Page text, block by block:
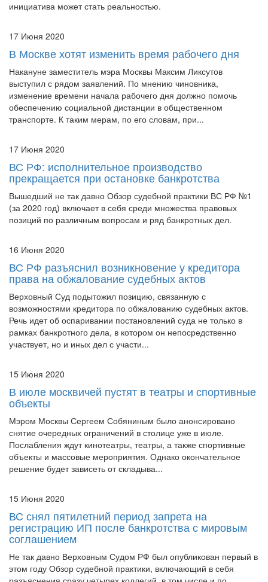
17 Июня 2020
выступил с рядом заявлений. По мнению чиновника,
изменение времени начала рабочего дня должно помочь
обеспечению социальной дистанции в общественном
транспорте. К таким мерам, по его словам, при...
17 Июня 2020
прекращается при остановке банкротства
Вышедший не так давно Обзор судебной практики ВС РФ №1
(за 2020 год) включает в себя среди множества правовых
позиций по различным вопросам и ряд банкротных дел.
16 Июня 2020
права на обжалование судебных актов
Верховный Суд подытожил позицию, связанную с
возможностями кредитора по обжалованию судебных актов.
Речь идет об оспаривании постановлений суда не только в
рамках банкротного дела, в котором он непосредственно
участвует, но и иных дел с участи...
15 Июня 2020
объекты
Мэром Москвы Сергеем Собяниным было анонсировано
снятие очередных ограничений в столице уже в июле.
Послабления ждут кинотеатры, театры, а также спортивные
объекты и массовые мероприятия. Однако окончательное
решение будет зависеть от складыва...
15 Июня 2020
регистрацию ИП после банкротства с мировым
соглашением
Не так давно Верховным Судом РФ был опубликован первый в
этом году Обзор судебной практики, включающий в себя
разъяснения сразу четырех коллегий, в том числе и по
экономическим спорам.